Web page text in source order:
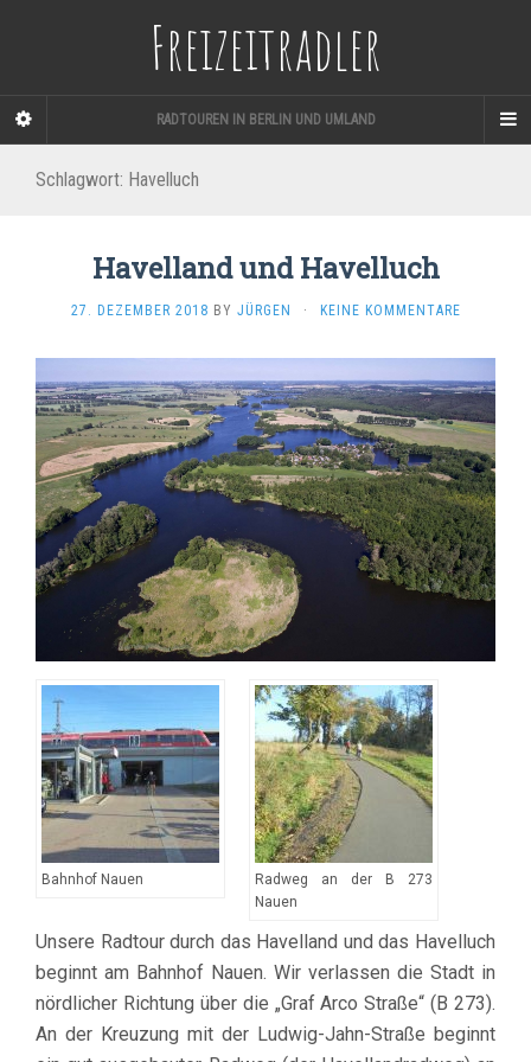
Freizeitradler
RADTOUREN IN BERLIN UND UMLAND
Schlagwort: Havelluch
Havelland und Havelluch
27. DEZEMBER 2018 BY JÜRGEN · KEINE KOMMENTARE
Bahnhof Nauen
Radweg an der B 273
Nauen
Unsere Radtour durch das Havelland und das Havelluch
beginnt am Bahnhof Nauen. Wir verlassen die Stadt in
nördlicher Richtung über die „Graf Arco Straße“ (B 273).
An der Kreuzung mit der Ludwig-Jahn-Straße beginnt